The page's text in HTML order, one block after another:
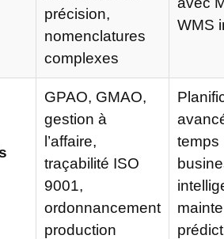
précision,
nomenclatures
complexes
WMS
GPAO, GMAO,
gestion à
l’affaire,
traçabilité ISO
9001,
ordonnancement
production
temps